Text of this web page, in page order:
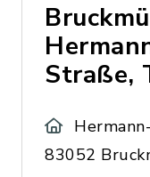
Straße,
83052